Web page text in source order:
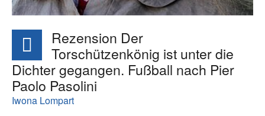
Rezension Der
Torschützenkönig ist unter die
Dichter gegangen. Fußball nach Pier
Paolo Pasolini
Iwona Lompart